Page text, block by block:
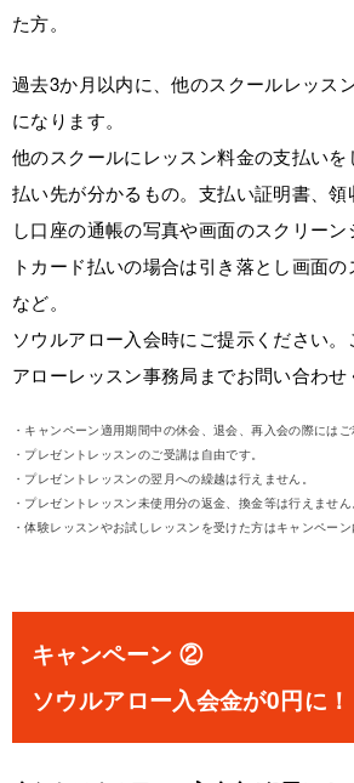
た方。
過去3か月以内に、他のスクールレッス
になります。
他のスクールにレッスン料金の支払い
払い先が分かるもの。支払い証明書、領
し口座の通帳の写真や画面のスクリー
トカード払いの場合は引き落とし画面
など。
ソウルアロー入会時にご提示ください
アローレッスン事務局までお問い合わせ
・キャンペーン適用期間中の休会、退会、再入会の際にはご
・プレゼントレッスンのご受講は自由です。
・プレゼントレッスンの翌月への繰越は行えません。
・プレゼントレッスン未使用分の返金、換金等は行えません
・体験レッスンやお試しレッスンを受けた方はキャンペー
キャンペーン ②
ソウルアロー入会金が0円に！